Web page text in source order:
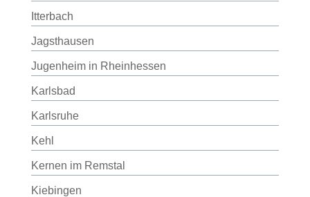
Itterbach
Jagsthausen
Jugenheim in Rheinhessen
Karlsbad
Karlsruhe
Kehl
Kernen im Remstal
Kiebingen